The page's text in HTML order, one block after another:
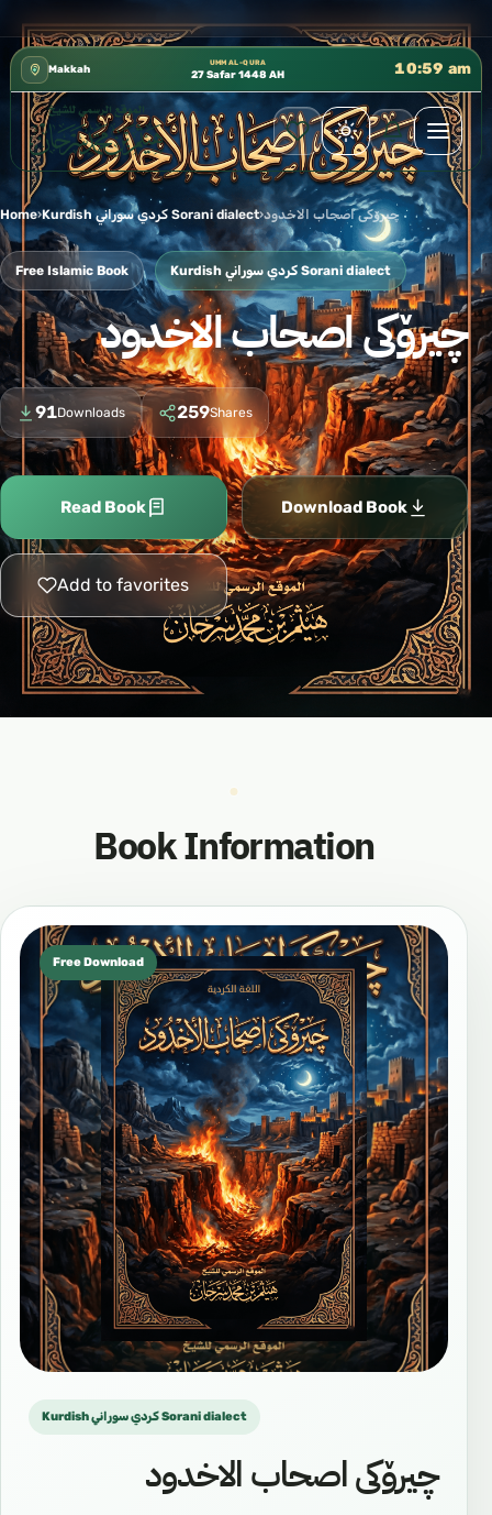
Makkah
UMM AL-QURA
27 Safar 1448 AH 11:00 am
Home› Kurdish كردي سوراني Sorani dialect›چیرۆکی اصحاب الاخدود
Free Islamic Book Kurdish كردي سوراني Sorani dialect
چیرۆکی اصحاب الاخدود
91Downloads 259Shares
Read Book Download Book
Add to favorites
Book Information
Free Download
Kurdish كردي سوراني Sorani dialect
چیرۆکی اصحاب الاخدود